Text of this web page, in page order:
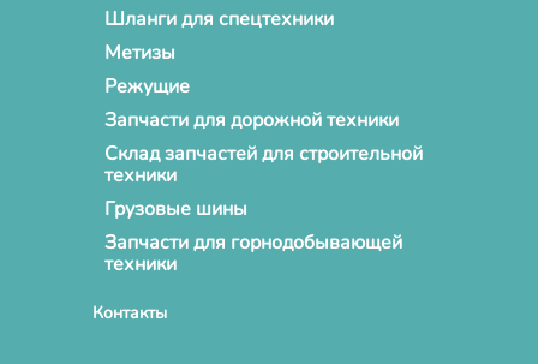
Шланги для спецтехники
Метизы
Режущие
Запчасти для дорожной техники
Склад запчастей для строительной
техники
Грузовые шины
Запчасти для горнодобывающей
техники
Контакты